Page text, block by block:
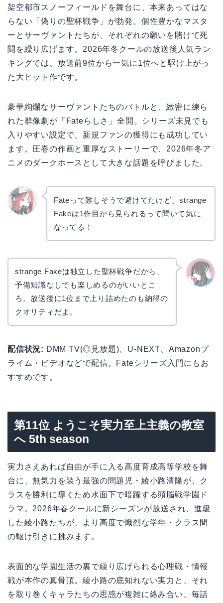
架空都市スノーフィールドを舞台に、本来あってはな
らない「偽りの聖杯戦争」が勃発。個性豊かなマスタ
ーとサーヴァントたちが、それぞれの願いを賭けて死
闘を繰り広げます。2026年冬クールの放送後人気ラン
キングでは、放送前9位から一気に1位へと駆け上がっ
た大ヒット作です。
豪華絢爛なサーヴァントたちのバトルと、緻密に練ら
れた群像劇が「Fateらしさ」全開。シリーズ未見でも
入りやすい設定で、新規ファンの獲得にも成功してい
ます。圧巻の作画と重厚なストーリーで、2026年冬ア
ニメのダークホースとして大きな話題を呼びました。
Fateって難しそうで避けてたけど、strange
Fakeは1作目から見られるって聞いて気に
なってる！
strange Fakeは独立した聖杯戦争だから、
予備知識なしでも楽しめるのがいいとこ
ろ。放送後に1位まで上り詰めたのも納得の
クオリティだよ。
配信状況: DMM TV(◎見放題)、U-NEXT、Amazonプ
ライム・ビデオなどで配信。Fateシリーズ入門にもお
すすめです。
第11位 ようこそ実力至上主義の教室
へ 5th season
実力さえあれば自由が手に入る高度育成高等学校を舞
台に、無気力を装う最強の問題児・綾小路清隆が、ク
ラスを勝利に導くため水面下で暗躍する頭脳戦学園ド
ラマ。2026年春クールに新シーズンが放送され、進級
した綾小路たちが、より高度で熾烈な学年・クラス間
の駆け引きに挑みます。
表面的な学園生活の裏で繰り広げられる心理戦・情報
戦が本作の真骨頂。綾小路の底知れない実力と、それ
を取り巻くキャラたちの思惑が複雑に絡み合い、毎話